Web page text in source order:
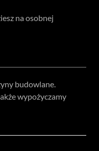
na osobnej
budowlane.
wypożyczamy